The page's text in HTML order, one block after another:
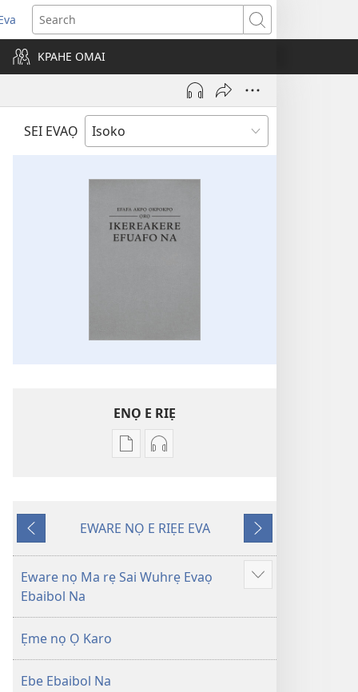
Search
KPAHE OMAI
SEI EVAỌ
ENỌ E RIẸ
Oghẹrẹ
nọ
rẹ
sae
Ọkpokpọ
Oghẹrẹ
danlodu
Akpọ
Ọkpokpọ
Na
Onọ
U
Kpemu
EWARE NỌ E RIẸE EVA
Onọ
O
Kẹle
Eware nọ Ma rẹ Sai Wuhrẹ Evaọ
Ebaibol Na
Show
Ẹme nọ Ọ Karo
Ebe Ebaibol Na